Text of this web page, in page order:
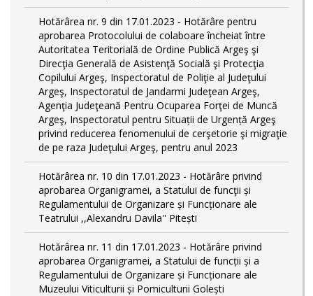
Hotărârea nr. 9 din 17.01.2023 - Hotărâre pentru
aprobarea Protocolului de colaboare încheiat între
Autoritatea Teritorială de Ordine Publică Argeş şi
Direcţia Generală de Asistenţă Socială şi Protecţia
Copilului Argeş, Inspectoratul de Poliţie al Judeţului
Argeş, Inspectoratul de Jandarmi Judeţean Argeş,
Agenţia Judeţeană Pentru Ocuparea Forţei de Muncă
Argeş, Inspectoratul pentru Situații de Urgență Argeş
privind reducerea fenomenului de cerşetorie şi migraţie
de pe raza Judeţului Argeş, pentru anul 2023
Hotărârea nr. 10 din 17.01.2023 - Hotărâre privind
aprobarea Organigramei, a Statului de funcţii și
Regulamentului de Organizare și Funcționare ale
Teatrului ,,Alexandru Davila'' Pitești
Hotărârea nr. 11 din 17.01.2023 - Hotărâre privind
aprobarea Organigramei, a Statului de funcții și a
Regulamentului de Organizare și Funcționare ale
Muzeului Viticulturii și Pomiculturii Golești